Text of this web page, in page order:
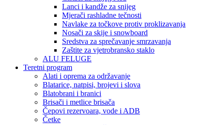
Lanci i kandže za snijeg
Mjerači rashladne tečnosti
Navlake za točkove protiv proklizavanja
Nosači za skije i snowboard
Sredstva za sprečavanje smrzavanja
Zaštite za vjetrobransko staklo
ALU FELUGE
Teretni program
Alati i oprema za održavanje
Blatarice, natpisi, brojevi i slova
Blatobrani i branici
Brisači i metlice brisača
Čepovi rezervoara, vode i ADB
Četke